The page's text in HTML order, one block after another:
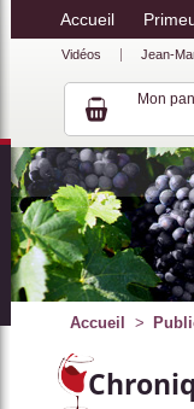
Accueil
Vidéos Jean-
Mon
Accueil